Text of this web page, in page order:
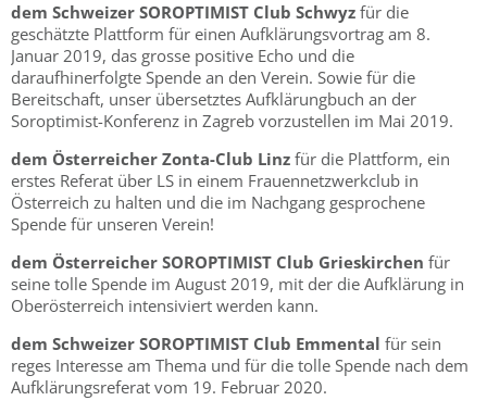
dem Schweizer SOROPTIMIST Club Schwyz für die
geschätzte Plattform für einen Aufklärungsvortrag am 8.
Januar 2019, das grosse positive Echo und die
daraufhinerfolgte Spende an den Verein. Sowie für die
Bereitschaft, unser übersetztes Aufklärungbuch an der
Soroptimist-Konferenz in Zagreb vorzustellen im Mai 2019.
dem Österreicher Zonta-Club Linz für die Plattform, ein
erstes Referat über LS in einem Frauennetzwerkclub in
Österreich zu halten und die im Nachgang gesprochene
Spende für unseren Verein!
dem Österreicher SOROPTIMIST Club Grieskirchen für
seine tolle Spende im August 2019, mit der die Aufklärung in
Oberösterreich intensiviert werden kann.
dem Schweizer SOROPTIMIST Club Emmental für sein
reges Interesse am Thema und für die tolle Spende nach dem
Aufklärungsreferat vom 19. Februar 2020.